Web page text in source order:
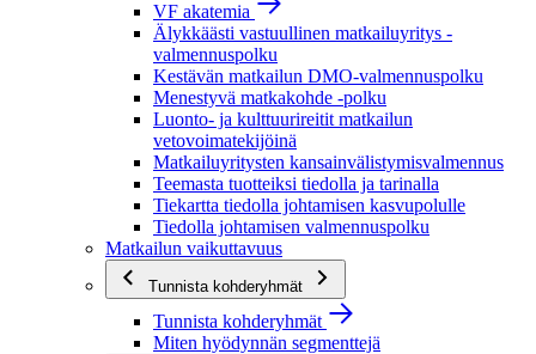
VF akatemia
Älykkäästi vastuullinen matkailuyritys -
valmennuspolku
Kestävän matkailun DMO-valmennuspolku
Menestyvä matkakohde -polku
Luonto- ja kulttuurireitit matkailun
vetovoimatekijöinä
Matkailuyritysten kansainvälistymisvalmennus
Teemasta tuotteiksi tiedolla ja tarinalla
Tiekartta tiedolla johtamisen kasvupolulle
Tiedolla johtamisen valmennuspolku
Matkailun vaikuttavuus
Tunnista kohderyhmät
Tunnista kohderyhmät
Miten hyödynnän segmenttejä